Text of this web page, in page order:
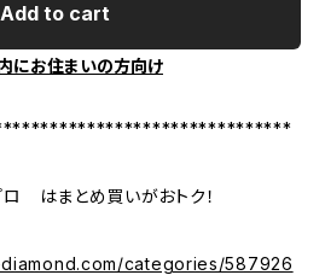
Add to cart
にお住まいの方向け
はまとめ買いがおトク！
categories/587926